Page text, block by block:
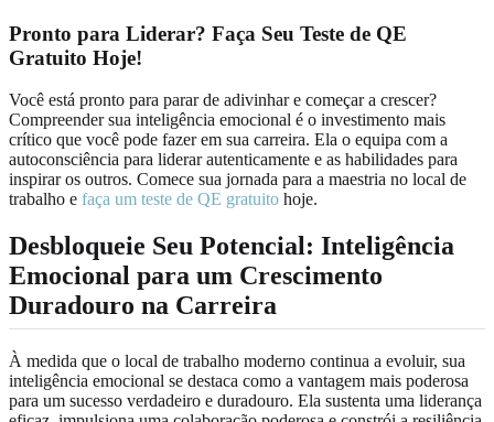
Pronto para Liderar? Faça Seu Teste de QE
Gratuito Hoje!
Você está pronto para parar de adivinhar e começar a crescer?
Compreender sua inteligência emocional é o investimento mais
crítico que você pode fazer em sua carreira. Ela o equipa com a
autoconsciência para liderar autenticamente e as habilidades para
inspirar os outros. Comece sua jornada para a maestria no local de
trabalho e faça um teste de QE gratuito hoje.
Desbloqueie Seu Potencial: Inteligência
Emocional para um Crescimento
Duradouro na Carreira
À medida que o local de trabalho moderno continua a evoluir, sua
inteligência emocional se destaca como a vantagem mais poderosa
para um sucesso verdadeiro e duradouro. Ela sustenta uma liderança